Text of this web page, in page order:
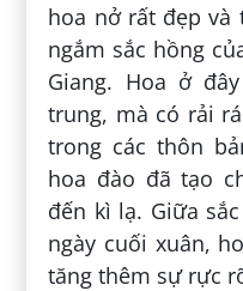
hoa nở rất đẹp và
ngắm sắc hồng
Giang. Hoa ở
trung, mà có rải
trong các thôn
hoa đào đã tạo
đến kì lạ. Giữa
ngày cuối xuân,
tăng thêm sự rực